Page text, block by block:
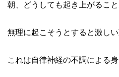
朝、どうしても起き上がること
無理に起こそうとすると激し
これは自律神経の不調による身